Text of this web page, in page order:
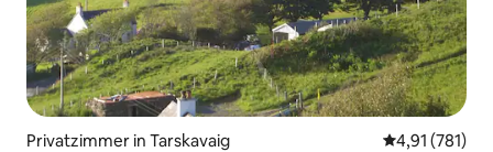
Privatzimmer in Tarskavaig 4,91 (781)